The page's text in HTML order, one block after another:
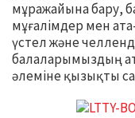
мұражайына бару,
мұғалімдер мен
үстел және
балаларымыздың
әлеміне қызықты